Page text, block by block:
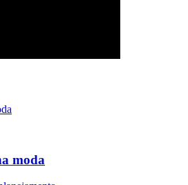
moda